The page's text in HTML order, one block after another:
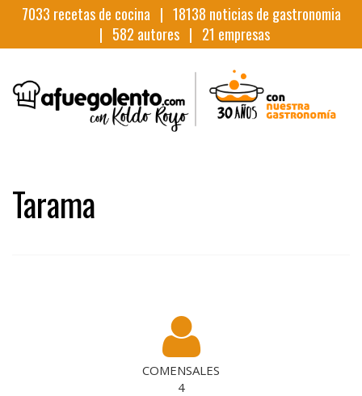
7033 recetas de cocina | 18138 noticias de gastronomia
| 582 autores | 21 empresas
Tarama
COMENSALES
4